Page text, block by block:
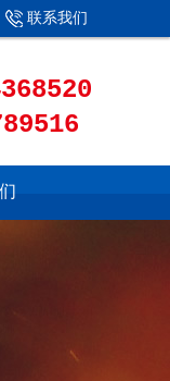
联系我们